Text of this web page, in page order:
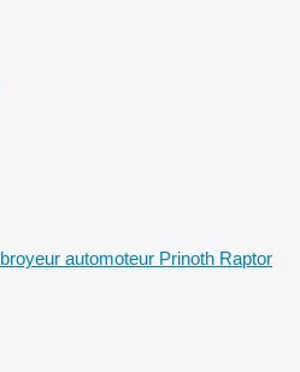
broyeur automoteur Prinoth Raptor